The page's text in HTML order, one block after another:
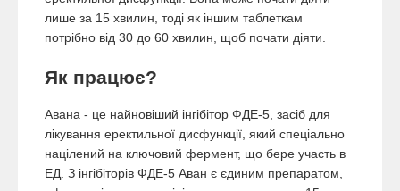
лише за 15 хвилин, тоді як іншим таблеткам
потрібно від 30 до 60 хвилин, щоб почати діяти.
Як працює?
Авана - це найновіший інгібітор ФДЕ-5, засіб для
лікування еректильної дисфункції, який спеціально
націлений на ключовий фермент, що бере участь в
ЕД. З інгібіторів ФДЕ-5 Аван є єдиним препаратом,